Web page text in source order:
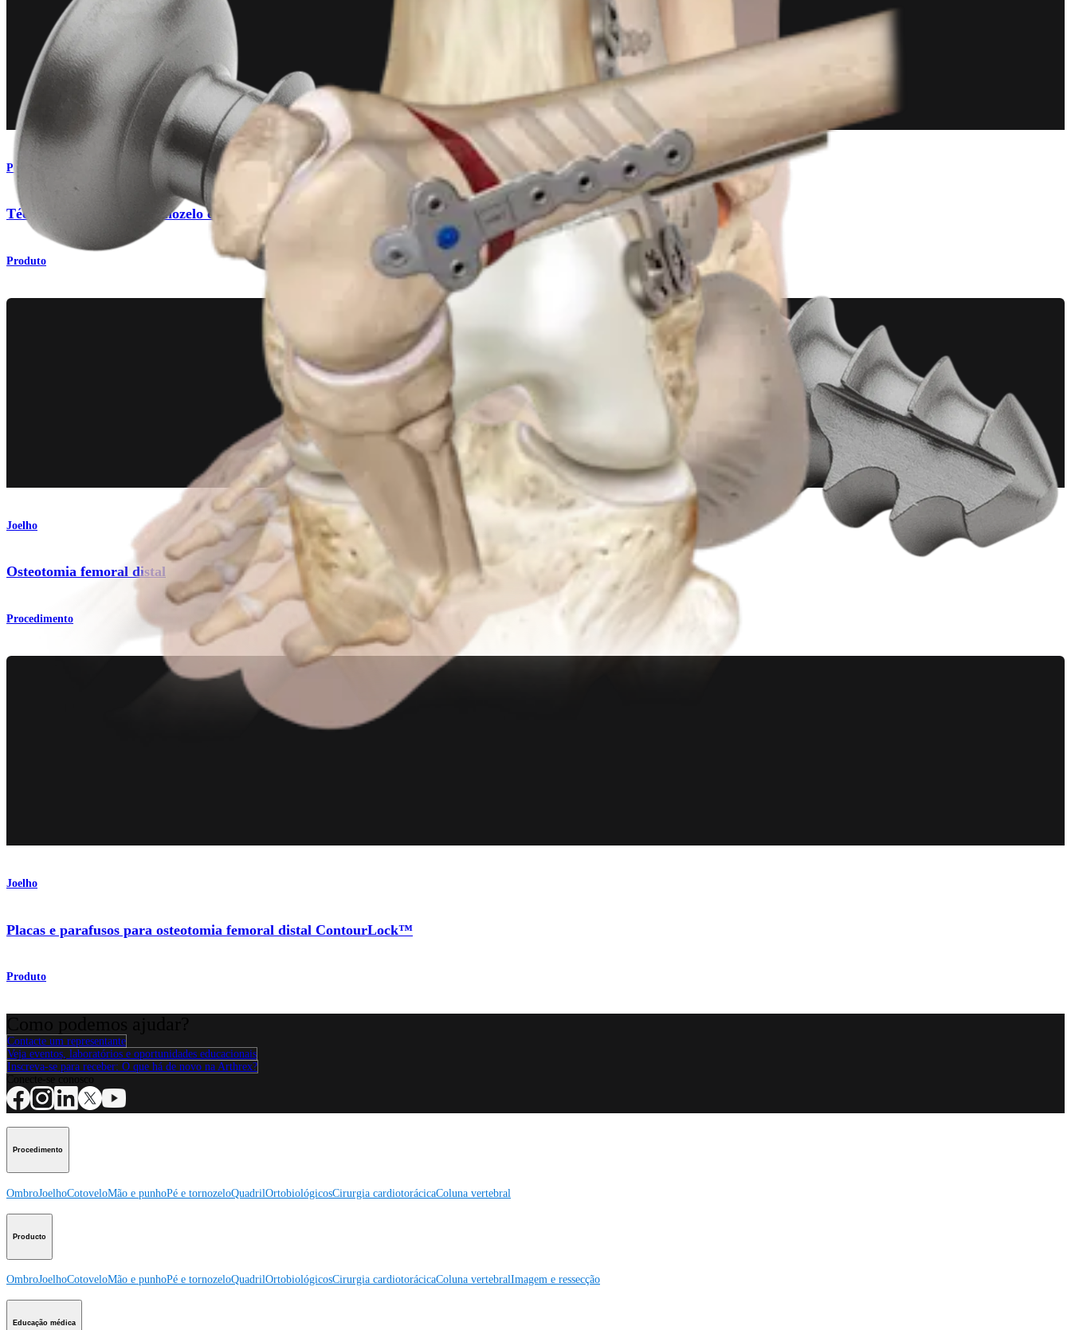
Pé e tornozelo
Técnica para fusão de tornozelo com placas
Produto
Joelho
Osteotomia femoral distal
Procedimento
Joelho
Placas e parafusos para osteotomia femoral distal ContourLock™
Produto
Contacte um representante
Veja eventos, laboratórios e oportunidades educacionais
Inscreva-se para receber: O que há de novo na Arthrex?
Procedimento
OmbroJoelhoCotoveloMão e punhoPé e tornozeloQuadrilOrtobiológicosCirurgia cardiotorácicaColuna vertebral
Producto
OmbroJoelhoCotoveloMão e punhoPé e tornozeloQuadrilOrtobiológicosCirurgia cardiotorácicaColuna vertebralImagem e ressecção
Educação médica